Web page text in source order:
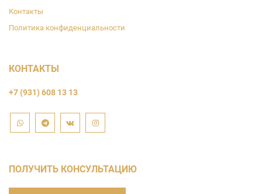
Контакты
Политика конфиденциальности
КОНТАКТЫ
+7 (931) 608 13 13
ПОЛУЧИТЬ КОНСУЛЬТАЦИЮ